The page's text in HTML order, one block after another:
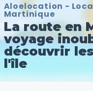
Aloelocation -
Martinique
La route en
voyage
découvrir
l'île